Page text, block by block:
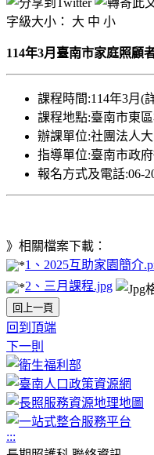
字級大小： 大 中 小
114年3月臺南市家庭照顧
課程時間:114年3月(
課程地點:臺南市東
辦課單位:社團法人
指導單位:臺南市政
報名方式及電話:06-
》相關檔案下載：
1、2025互助家園簡介
2、三月課程.jpg
回上一頁
回到頂端
下一則
:::